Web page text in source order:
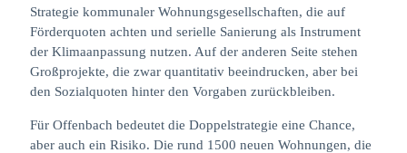
Strategie kommunaler Wohnungsgesellschaften, die auf
Förderquoten achten und serielle Sanierung als Instrument
der Klimaanpassung nutzen. Auf der anderen Seite stehen
Großprojekte, die zwar quantitativ beeindrucken, aber bei
den Sozialquoten hinter den Vorgaben zurückbleiben.
Für Offenbach bedeutet die Doppelstrategie eine Chance,
aber auch ein Risiko. Die rund 1500 neuen Wohnungen, die